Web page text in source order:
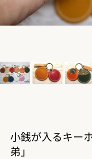
小銭が入るキー
弟」